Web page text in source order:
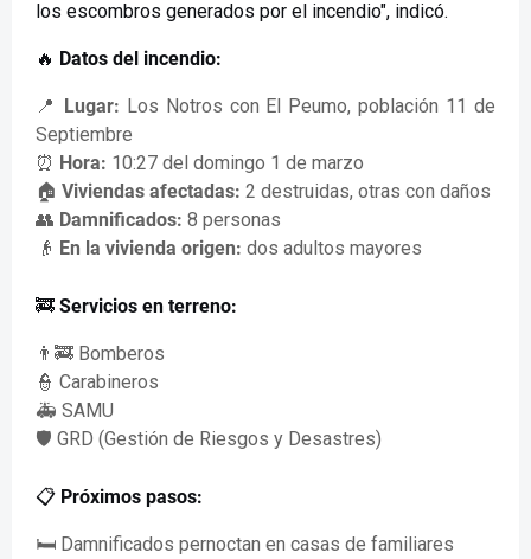
los escombros generados por el incendio", indicó.
🔥 Datos del incendio:
📍 Lugar: Los Notros con El Peumo, población 11 de
Septiembre
⏰ Hora: 10:27 del domingo 1 de marzo
🏠 Viviendas afectadas: 2 destruidas, otras con daños
👥 Damnificados: 8 personas
👴 En la vivienda origen: dos adultos mayores
🚒 Servicios en terreno:
👨‍🚒 Bomberos
👮 Carabineros
🚑 SAMU
🛡️ GRD (Gestión de Riesgos y Desastres)
📋 Próximos pasos:
🛏️ Damnificados pernoctan en casas de familiares